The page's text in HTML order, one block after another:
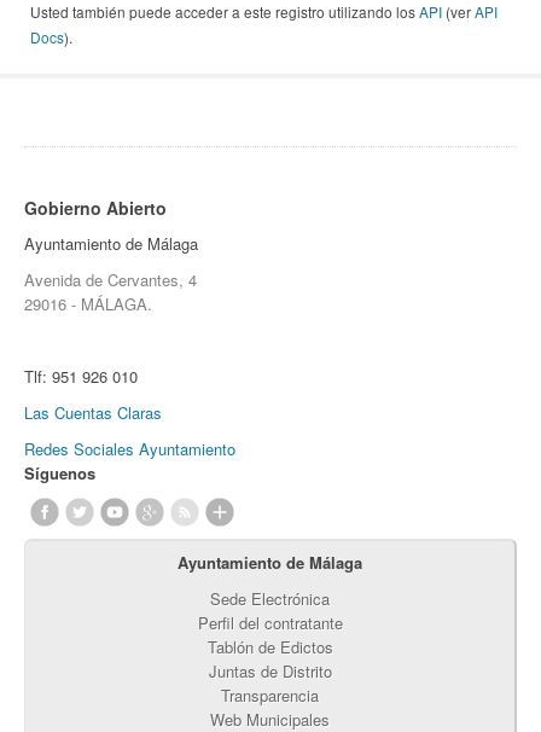
Usted también puede acceder a este registro utilizando losAPI (verAPI
Docs).
Gobierno Abierto
Ayuntamiento de Málaga
Avenida de Cervantes, 4
29016 - MÁLAGA.
Tlf: 951 926 010
Las Cuentas Claras
Redes Sociales Ayuntamiento
Síguenos
Ayuntamiento de Málaga
Sede Electrónica
Perfil del contratante
Tablón de Edictos
Juntas de Distrito
Transparencia
Web Municipales